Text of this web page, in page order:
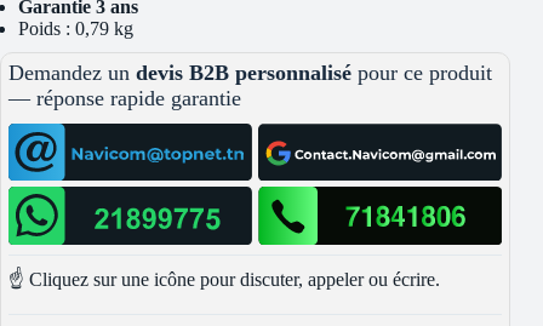
Garantie 3 ans
Poids : 0,79 kg
Demandez un devis B2B personnalisé pour ce produit
— réponse rapide garantie
☝️ Cliquez sur une icône pour discuter, appeler ou écrire.